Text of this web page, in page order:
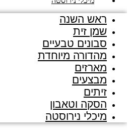
ראש השנה
שמן זית
סבונים טבעיים
מהדורה מיוחדת
מארזים
מבצעים
זיתים
הסקה וטאבון
מיכלי נירוסטה